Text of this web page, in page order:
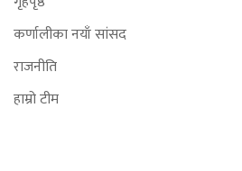
कर्णालीका नयाँ सांसद
राजनीति
हाम्रो टीम